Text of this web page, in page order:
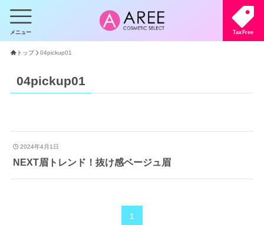
TaxFree
メニュー
トップ 04pickup01
04pickup01
2024年4月1日
NEXT眉トレンド！抜け感ベージュ眉
1